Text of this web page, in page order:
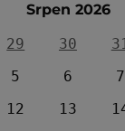
Srpen 2026
29 30
5 6 7
12 13